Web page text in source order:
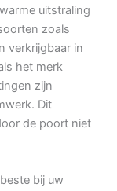
uitstraling
zoals
verkrijgbaar in
het merk
zijn
Dit
de poort niet
bij uw